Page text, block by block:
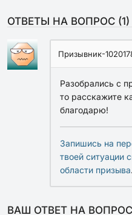
ОТВЕТЫ НА ВОПРОС (1)
Призывник-
Разобрались с
то расскажите
благодарю!
Запишись на
твоей ситуации
области призыва.
ВАШ ОТВЕТ НА ВОПРОС